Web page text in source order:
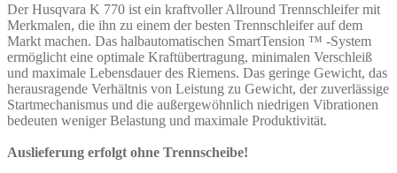
Der Husqvara K 770 ist ein kraftvoller Allround Trennschleifer mit
Merkmalen, die ihn zu einem der besten Trennschleifer auf dem
Markt machen. Das halbautomatischen SmartTension ™ -System
ermöglicht eine optimale Kraftübertragung, minimalen Verschleiß
und maximale Lebensdauer des Riemens. Das geringe Gewicht, das
herausragende Verhältnis von Leistung zu Gewicht, der zuverlässige
Startmechanismus und die außergewöhnlich niedrigen Vibrationen
bedeuten weniger Belastung und maximale Produktivität.
Auslieferung erfolgt ohne Trennscheibe!